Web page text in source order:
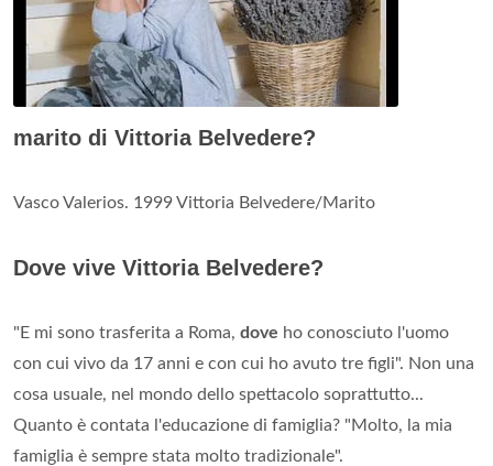
marito di Vittoria Belvedere?
Vasco Valerios. 1999 Vittoria Belvedere/Marito
Dove vive Vittoria Belvedere?
"E mi sono trasferita a Roma, dove ho conosciuto l'uomo
con cui vivo da 17 anni e con cui ho avuto tre figli". Non una
cosa usuale, nel mondo dello spettacolo soprattutto...
Quanto è contata l'educazione di famiglia? "Molto, la mia
famiglia è sempre stata molto tradizionale".